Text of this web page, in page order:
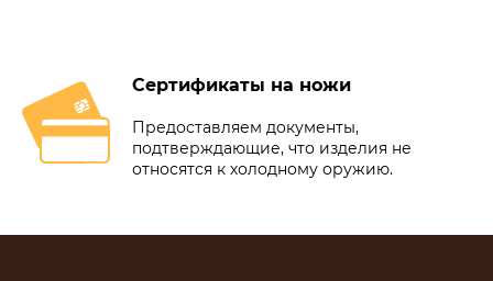
Сертификаты на ножи
Предоставляем документы,
подтверждающие, что изделия не
относятся к холодному оружию.